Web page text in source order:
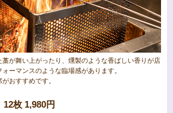
が舞い上がったり、燻製のような香ばしい香りが店
ーマンスのような臨場感があります。
おすすめです。
枚 1,980円